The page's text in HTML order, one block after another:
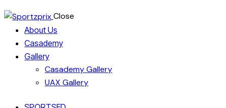
Close
About Us
Casademy
Gallery
Casademy Gallery
UAX Gallery